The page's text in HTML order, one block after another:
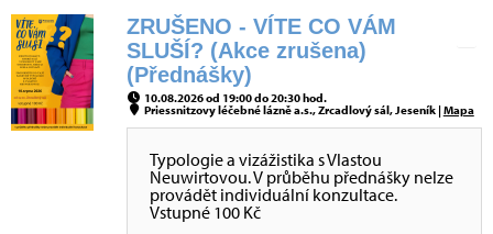
ZRUŠENO - VÍTE CO VÁM
SLUŠÍ? (Akce zrušena)
(Přednášky)
10.08.2026 od 19:00 do 20:30 hod.
Priessnitzovy léčebné lázně a.s., Zrcadlový sál, Jeseník |Mapa
Typologie a vizážistika s Vlastou
Neuwirtovou. V průběhu přednášky nelze
provádět individuální konzultace.
Vstupné 100 Kč